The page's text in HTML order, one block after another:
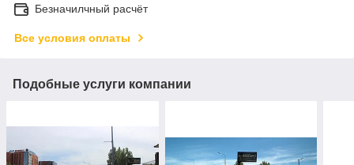
Безначилчный расчёт
Все условия оплаты
Подобные услуги компании